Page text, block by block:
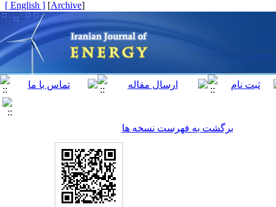
[
Archive
]
[ English ]
برگشت به فهرست نسخه ها